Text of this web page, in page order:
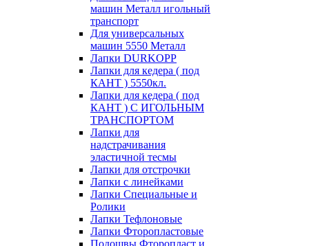
машин Металл игольный
транспорт
Для универсальных
машин 5550 Металл
Лапки DURKOPP
Лапки для кедера ( под
КАНТ ) 5550кл.
Лапки для кедера ( под
КАНТ ) С ИГОЛЬНЫМ
ТРАНСПОРТОМ
Лапки для
надстрачивания
эластичной тесмы
Лапки для отстрочки
Лапки с линейками
Лапки Специальные и
Ролики
Лапки Тефлоновые
Лапки Фторопластовые
Подошвы Фторопласт и